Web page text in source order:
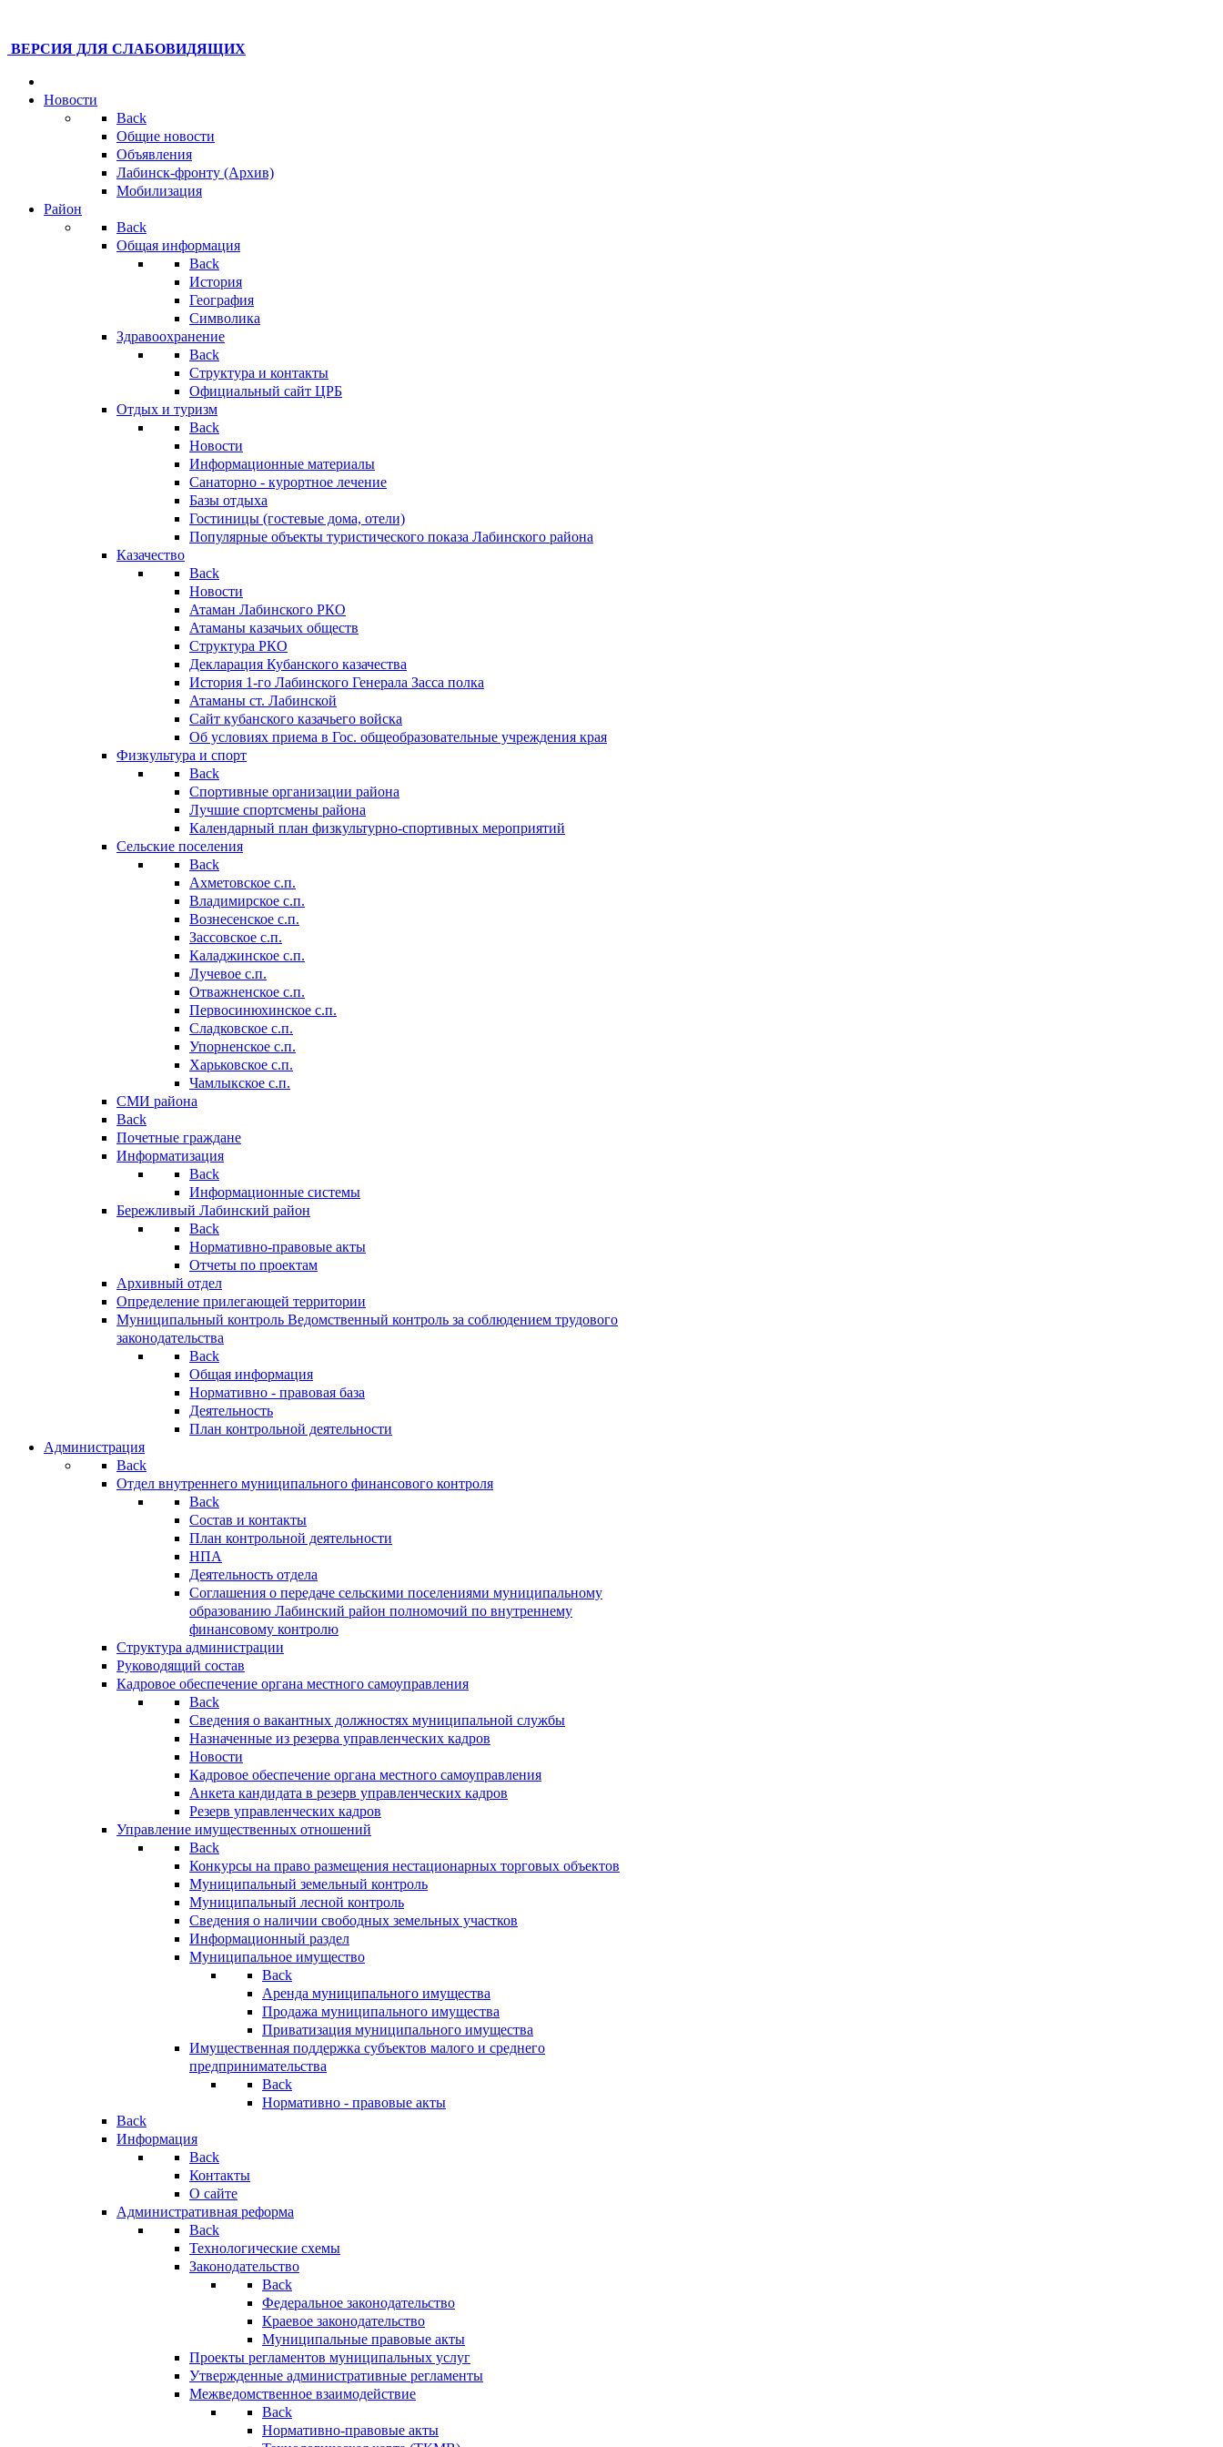
ВЕРСИЯ ДЛЯ СЛАБОВИДЯЩИХ
Новости
Back
Общие новости
Объявления
Лабинск-фронту (Архив)
Мобилизация
Район
Back
Общая информация
Back
История
География
Символика
Здравоохранение
Back
Структура и контакты
Официальный сайт ЦРБ
Отдых и туризм
Back
Новости
Информационные материалы
Санаторно - курортное лечение
Базы отдыха
Гостиницы (гостевые дома, отели)
Популярные объекты туристического показа Лабинского района
Казачество
Back
Новости
Атаман Лабинского РКО
Атаманы казачьих обществ
Структура РКО
Декларация Кубанского казачества
История 1-го Лабинского Генерала Засса полка
Атаманы ст. Лабинской
Cайт кубанского казачьего войска
Об условиях приема в Гос. общеобразовательные учреждения края
Физкультура и спорт
Back
Спортивные организации района
Лучшие спортсмены района
Календарный план физкультурно-спортивных мероприятий
Сельские поселения
Back
Ахметовское с.п.
Владимирское с.п.
Вознесенское с.п.
Зассовское с.п.
Каладжинское с.п.
Лучевое с.п.
Отважненское с.п.
Первосинюхинское с.п.
Сладковское с.п.
Упорненское с.п.
Харьковское с.п.
Чамлыкское с.п.
СМИ района
Back
Почетные граждане
Информатизация
Back
Информационные системы
Бережливый Лабинский район
Back
Нормативно-правовые акты
Отчеты по проектам
Архивный отдел
Определение прилегающей территории
Муниципальный контроль Ведомственный контроль за соблюдением трудового
законодательства
Back
Общая информация
Нормативно - правовая база
Деятельность
План контрольной деятельности
Администрация
Back
Отдел внутреннего муниципального финансового контроля
Back
Состав и контакты
План контрольной деятельности
НПА
Деятельность отдела
Соглашения о передаче сельскими поселениями муниципальному
образованию Лабинский район полномочий по внутреннему
финансовому контролю
Структура администрации
Руководящий состав
Кадровое обеспечение органа местного самоуправления
Back
Сведения о вакантных должностях муниципальной службы
Назначенные из резерва управленческих кадров
Новости
Кадровое обеспечение органа местного самоуправления
Анкета кандидата в резерв управленческих кадров
Резерв управленческих кадров
Управление имущественных отношений
Back
Конкурсы на право размещения нестационарных торговых объектов
Муниципальный земельный контроль
Муниципальный лесной контроль
Сведения о наличии свободных земельных участков
Информационный раздел
Муниципальное имущество
Back
Аренда муниципального имущества
Продажа муниципального имущества
Приватизация муниципального имущества
Имущественная поддержка субъектов малого и среднего
предпринимательства
Back
Нормативно - правовые акты
Back
Информация
Back
Контакты
О сайте
Административная реформа
Back
Технологические схемы
Законодательство
Back
Федеральное законодательство
Краевое законодательство
Муниципальные правовые акты
Проекты регламентов муниципальных услуг
Утвержденные административные регламенты
Межведомственное взаимодействие
Back
Нормативно-правовые акты